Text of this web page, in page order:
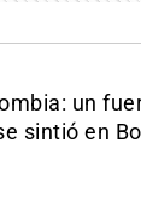
un
sintió en